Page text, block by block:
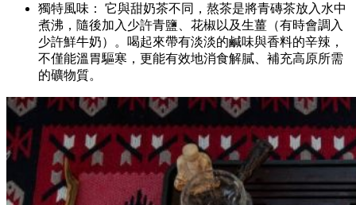
獨特風味： 它與甜奶茶不同，熬茶是將青磚茶放入水中
煮沸，隨後加入少許青鹽、花椒以及生薑（有時會調入
少許鮮牛奶）。喝起來帶有淡淡的鹹味與香料的辛辣，
不僅能溫胃驅寒，更能有效地消食解膩、補充高原所需
的礦物質。